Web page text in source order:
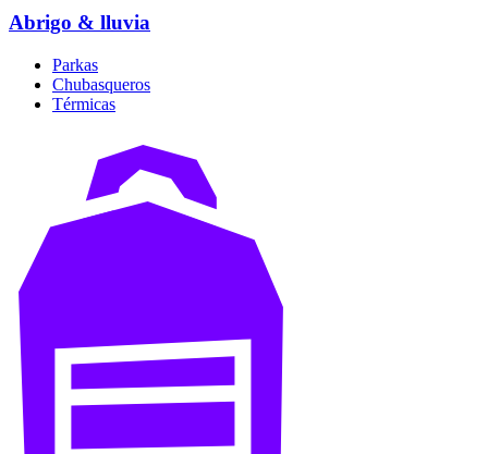
Abrigo & lluvia
Parkas
Chubasqueros
Térmicas